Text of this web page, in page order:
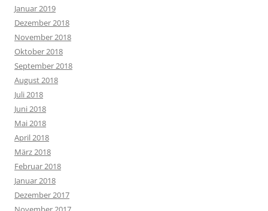
Januar 2019
Dezember 2018
November 2018
Oktober 2018
September 2018
August 2018
Juli 2018
Juni 2018
Mai 2018
April 2018
März 2018
Februar 2018
Januar 2018
Dezember 2017